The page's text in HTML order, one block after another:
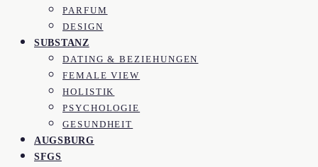
PARFUM
DESIGN
SUBSTANZ
DATING & BEZIEHUNGEN
FEMALE VIEW
HOLISTIK
PSYCHOLOGIE
GESUNDHEIT
AUGSBURG
SFGS